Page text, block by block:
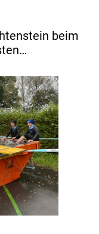
beim